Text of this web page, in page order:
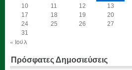
10
11 12 13
17
18 19 20
24
25 26 27
31
« Ιούλ
Πρόσφατες Δημοσιεύσεις